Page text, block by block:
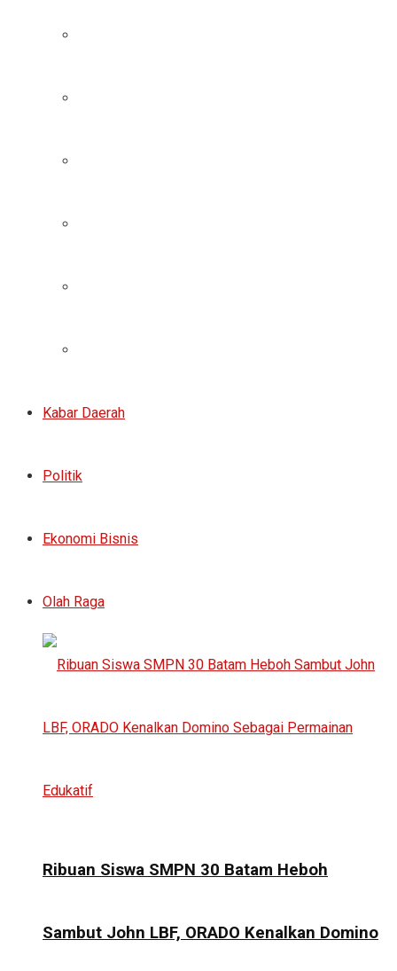
Kabar Daerah
Politik
Ekonomi Bisnis
Olah Raga
Ribuan Siswa SMPN 30 Batam Heboh
Sambut John LBF, ORADO Kenalkan Domino